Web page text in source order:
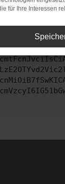
versucht
für Ihre Interessen